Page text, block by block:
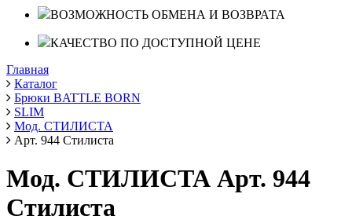
ВОЗМОЖНОСТЬ ОБМЕНА И ВОЗВРАТА
КАЧЕСТВО ПО ДОСТУПНОЙ ЦЕНЕ
Главная
Каталог
Брюки BATTLE BORN
SLIM
Мод. СТИЛИСТА
Арт. 944 Стилиста
Мод. СТИЛИСТА Арт. 944
Стилиста